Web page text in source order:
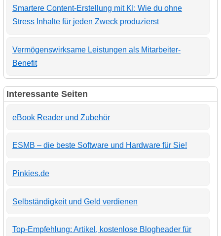
Smartere Content-Erstellung mit KI: Wie du ohne
Stress Inhalte für jeden Zweck produzierst
Vermögenswirksame Leistungen als Mitarbeiter-
Benefit
Interessante Seiten
eBook Reader und Zubehör
ESMB – die beste Software und Hardware für Sie!
Pinkies.de
Selbständigkeit und Geld verdienen
Top-Empfehlung: Artikel, kostenlose Blogheader für